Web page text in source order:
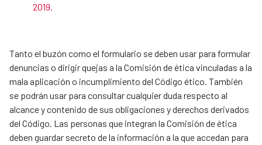
2019.
Tanto el buzón como el formulario se deben usar para formular
denuncias o dirigir quejas a la Comisión de ética vinculadas a la
mala aplicación o incumplimiento del Código ético. También
se podrán usar para consultar cualquier duda respecto al
alcance y contenido de sus obligaciones y derechos derivados
del Código. Las personas que integran la Comisión de ética
deben guardar secreto de la información a la que accedan para